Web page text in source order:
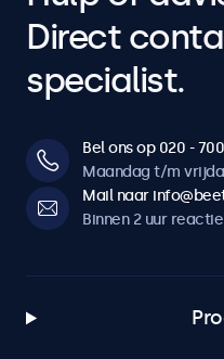
Direct
specialist.
Bel ons op 020 -
Maandag t/m
Mail naar
Binnen 2 uur